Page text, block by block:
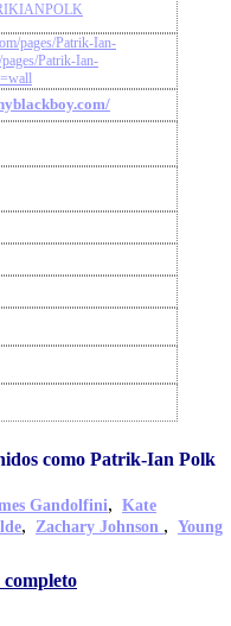
pages/Patrik-Ian-
Patrik-Ian-
como Patrik-Ian Polk
Gandolfini, Kate
, Zachary Johnson , Young